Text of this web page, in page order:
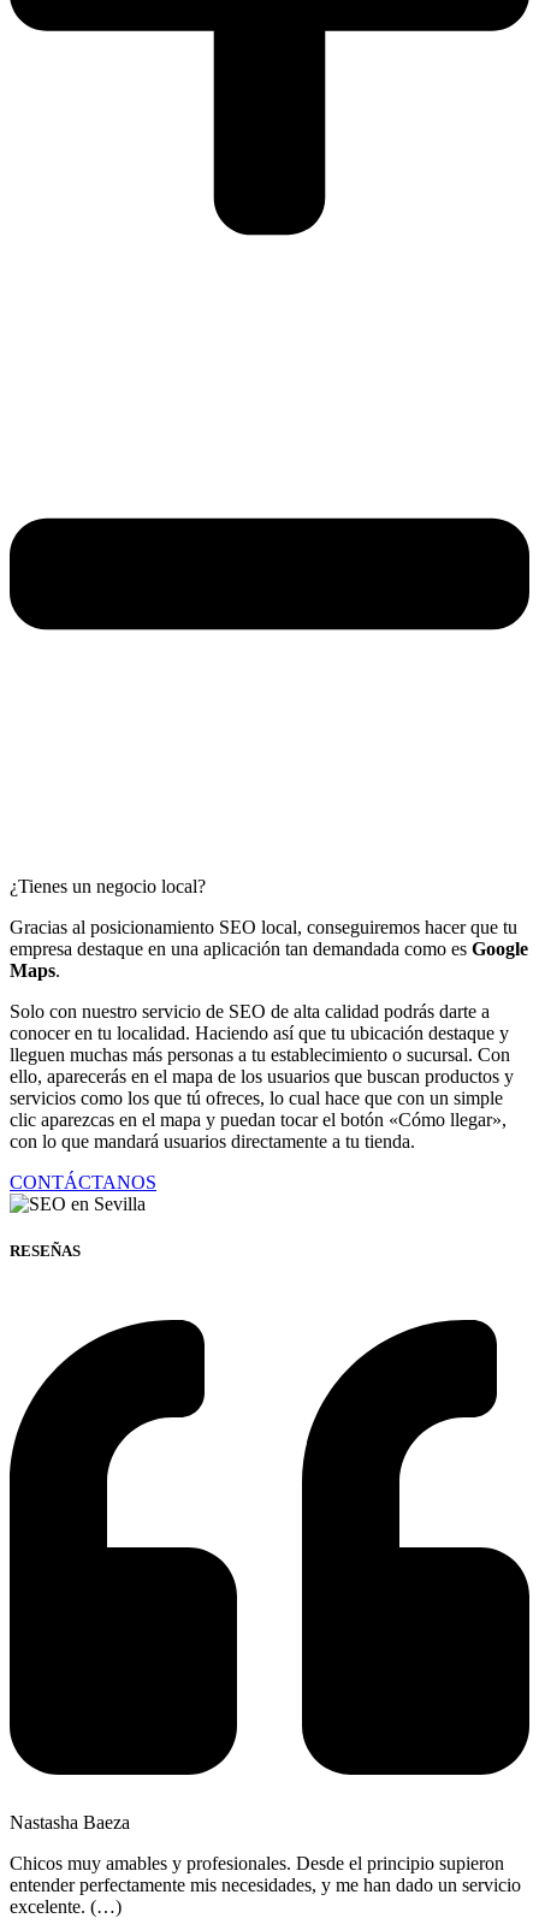
¿Tienes un negocio local?
Gracias al posicionamiento SEO local, conseguiremos hacer que tu
empresa destaque en una aplicación tan demandada como es Google
Maps.
Solo con nuestro servicio de SEO de alta calidad podrás darte a
conocer en tu localidad. Haciendo así que tu ubicación destaque y
lleguen muchas más personas a tu establecimiento o sucursal. Con
ello, aparecerás en el mapa de los usuarios que buscan productos y
servicios como los que tú ofreces, lo cual hace que con un simple
clic aparezcas en el mapa y puedan tocar el botón «Cómo llegar»,
con lo que mandará usuarios directamente a tu tienda.
CONTÁCTANOS
RESEÑAS
Nastasha Baeza
Chicos muy amables y profesionales. Desde el principio supieron
entender perfectamente mis necesidades, y me han dado un servicio
excelente. (…)